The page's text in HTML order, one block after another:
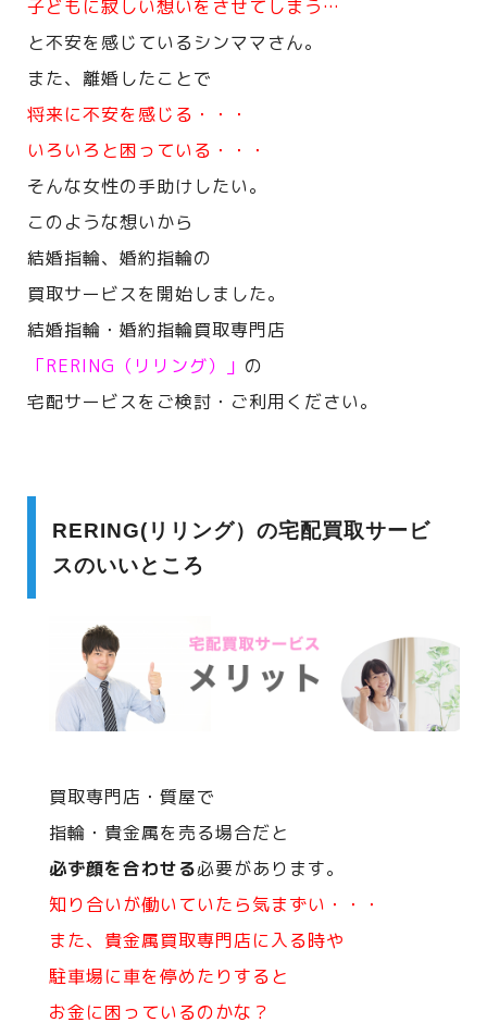
子どもに寂しい想いをさせてしまう…
と不安を感じているシンママさん。
また、離婚したことで
将来に不安を感じる・・・
いろいろと困っている・・・
そんな女性の手助けしたい。
このような想いから
結婚指輪、婚約指輪の
買取サービスを開始しました。
結婚指輪・婚約指輪買取専門店
「RERING（リリング）」 の
宅配サービスをご検討・ご利用ください。
RERING(リリング）の宅配買取サービ
スのいいところ
買取専門店・質屋で
指輪・貴金属を売る場合だと
必ず顔を合わせる必要があります。
知り合いが働いていたら気まずい・・・
また、貴金属買取専門店に入る時や
駐車場に車を停めたりすると
お金に困っているのかな？